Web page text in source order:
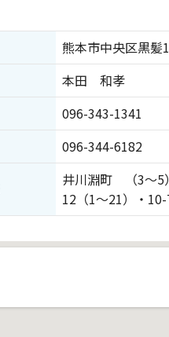
熊本市中央区黒髪
本田 和孝
096-343-1341
096-344-6182
井川淵町 （3～5
12（1～21）・